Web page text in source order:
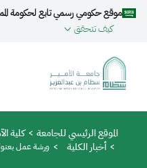
تجاوز إلى المحتوى الرئيسي
موقع حكومي رسمي تابع لحكومة
كيف تتحقق
مسار التنقل
الموقع الرئيسي للجامعة
كلية
أخبار الكلية
ورشة عمل